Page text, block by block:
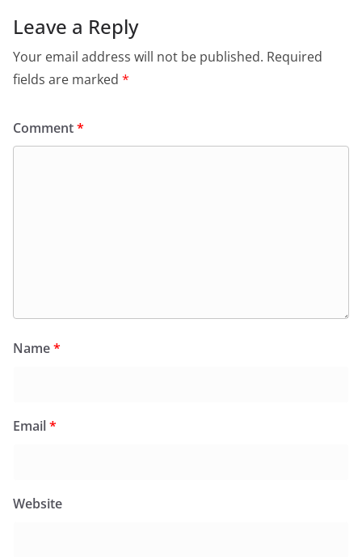
Leave a Reply
Your email address will not be published. Required
fields are marked *
Comment*
Name*
Email*
Website